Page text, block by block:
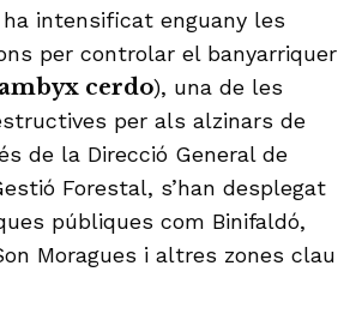
intensificat enguany les
per controlar el banyarriquer
cerdo), una de les
per als alzinars de
de la Direcció General de
Forestal, s’han desplegat
públiques com Binifaldó,
Moragues i altres zones clau